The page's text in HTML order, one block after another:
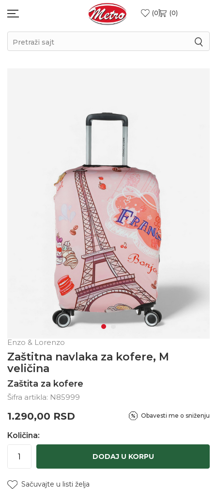
0 0
Pretraži sajt
Enzo & Lorenzo
Zaštitna navlaka za kofere, M
veličina
Zaštita za kofere
Šifra artikla: N85999
1.290,00 RSD Obavesti me o sniženju
Količina:
DODAJ U KORPU
Sačuvajte u listi želja